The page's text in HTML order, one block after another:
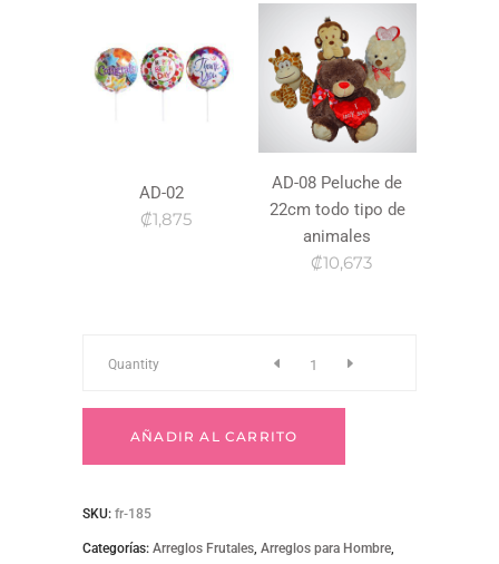
AD-02
₡1,875
AD-08 Peluche de
22cm todo tipo de
animales
₡10,673
Fr-
Quantity
AÑADIR AL CARRITO
SKU: fr-185
Categorías: Arreglos Frutales, Arreglos para Hombre,